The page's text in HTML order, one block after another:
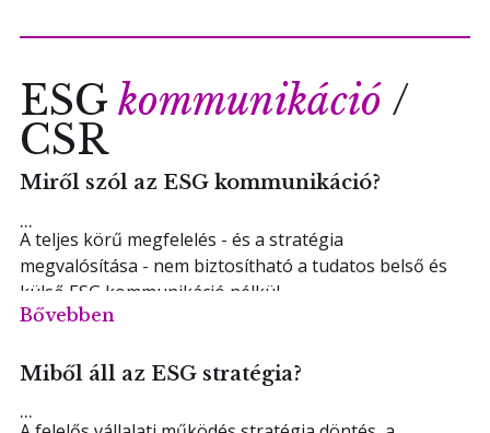
ESG kommunikáció /
CSR
Miről szól az ESG kommunikáció?
A teljes körű megfelelés - és a stratégia
megvalósítása - nem biztosítható a tudatos belső és
külső ESG kommunikáció nélkül.
támogatása az egyik szakterületünk, melynek rész a
kampánystratégiák kidolgozása a fenntarthatóság
integrációjához, a fenntarthatósági jelentések
Bővebben
Miből áll az ESG stratégia?